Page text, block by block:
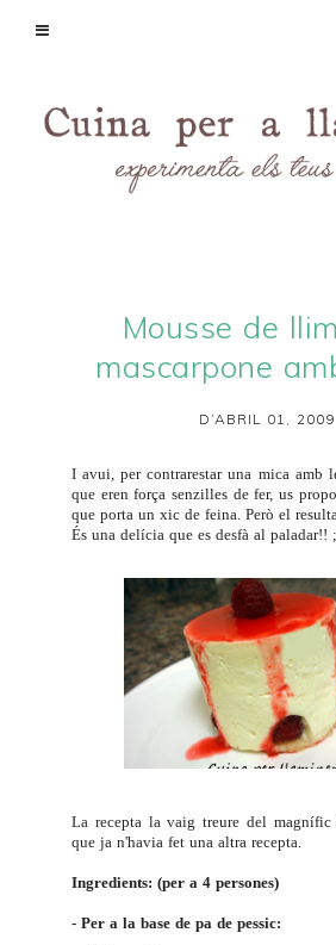
Mousse de
mascarpone
D’ABRIL 01, 2009
I avui, per contrarestar una mica amb
que eren força senzilles de fer, us
que porta un xic de feina. Però el
És una delícia que es desfà al paladar!!
La recepta la vaig treure del
que ja n'havia fet una altra recepta
Ingredients: (per a 4 persones)
- Per a la base de pa de pessic: